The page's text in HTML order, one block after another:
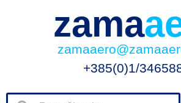
zama
+385(0)1/